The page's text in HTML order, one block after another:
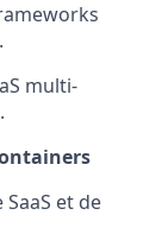
multi-
et de